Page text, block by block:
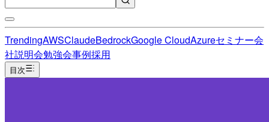
TrendingAWSClaudeBedrockGoogle CloudAzureセミナー会
社説明会勉強会事例採用
目次